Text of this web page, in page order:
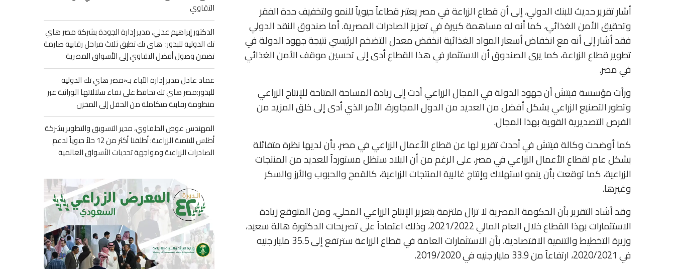
أشار تقرير حديث للبنك الدولي، إلى أن قطاع الزراعة في مصر يعتبر قطاعاً حيوياً للنمو ولتخفيف حدة الفقر
وتحقيق الأمن الغذائي، كما أنه له مساهمة كبيرة في تعزيز الصادرات المصرية. أما صندوق النقد الدولي
فقد أشار إلى أنه مع انخفاض أسعار المواد الغذائية انخفض معدل التضخم الرئيسي نتيجة جهود الدولة في
تطوير قطاع الزراعة، كما يرى الصندوق أن الاستثمار في هذا القطاع أدى إلى تحسين موقف الأمن الغذائي
في مصر.
ورأت مؤسسة فيتش أن جهود الدولة في المجال الزراعي أدت إلى زيادة المساحة المتاحة للإنتاج الزراعي
وتطور التصنيع الزراعي بشكل أفضل من العديد من الدول المجاورة، الأمر الذي أدى إلى خلق المزيد من
الفرص التصديرية القوية بهذا المجال.
كما أوضحت وكالة فيتش في أحدث تقرير لها عن قطاع الأعمال الزراعي في مصر، بأن لديها نظرة متفائلة
بشكل عام لقطاع الأعمال الزراعي في مصر، على الرغم من أن البلاد ستظل مستورداً للعديد من المنتجات
الزراعية، كما توقعت بأن ينمو استهلاك وإنتاج غالبية المنتجات الزراعية، كالقمح والحبوب والأرز والسكر
وغيرها.
وقد أشاد التقرير بأن الحكومة المصرية لا تزال ملتزمة بتعزيز الإنتاج الزراعي المحلي، ومن المتوقع زيادة
الاستثمارات بهذا القطاع خلال العام المالي 2021/2022، وذلك اعتماداً على تصريحات الدكتورة هالة سعيد،
وزيرة التخطيط والتنمية الاقتصادية، بأن الاستثمارات العامة في قطاع الزراعة سترتفع إلى 35.5 مليار جنيه
في 2020/2021، ارتفاعاً من 33.9 مليار جنيه في 2019/2020.
التقاوي
الدكتور إبراهيم عدلي، مدير إدارة الجودة بشركة مصر هاي
تك الدولية للبذور: هاى تك تطبق ثلاث مراحل رقابية صارمة
تضمن وصول أفضل التقاوي إلى الأسواق المصرية
عماد عادل مدير إدارة الآباء بـ«مصر هاي تك الدولية
للبذور:مصر هاي تك تحافظ على نقاء سلالاتها الوراثية عبر
منظومة رقابية متكاملة من الحقل إلى المخزن
المهندس عوض الحلفاوي، مدير التسويق والتطوير بشركة
أطلس للتنمية الزراعية: أطلقنا أكثر من 12 حلاً حيوياً لدعم
الصادرات الزراعية ومواجهة تحديات الأسواق العالمية